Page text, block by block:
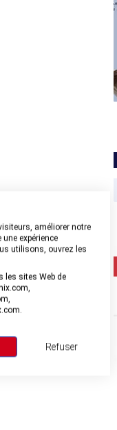
améliorer notre
expérience
utilisons, ouvrez les
les sites Web de
Refuser